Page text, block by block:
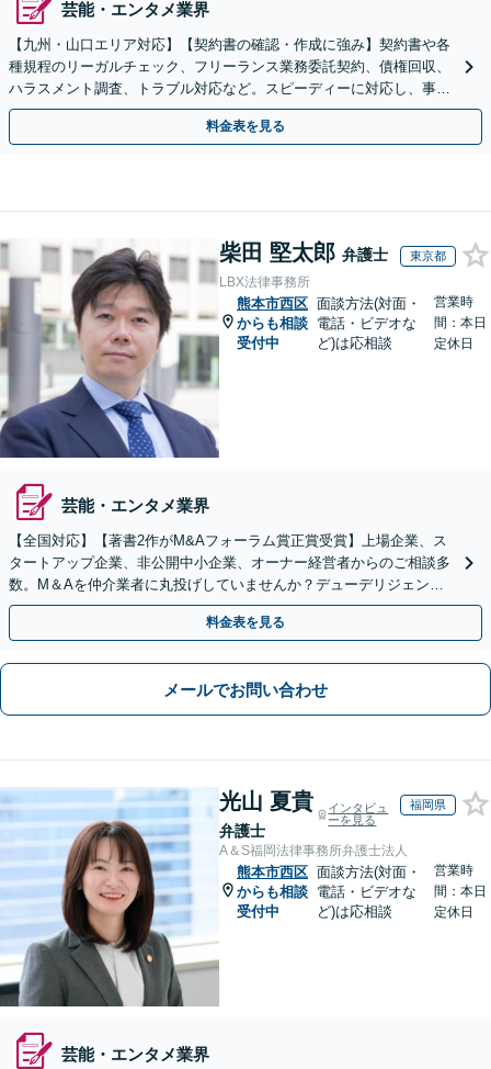
芸能・エンタメ業界
【九州・山口エリア対応】【契約書の確認・作成に強み】契約書や各
種規程のリーガルチェック、フリーランス業務委託契約、債権回収、
ハラスメント調査、トラブル対応など。スピーディーに対応し、事業
成長を法的側面よりしっかりとサポート【駐車場あり】
料金表を見る
柴田 堅太郎 弁護士 東京都
LBX法律事務所
熊本市西区
からも相談
受付中
面談方法(対面・
電話・ビデオな
ど)は応相談
営業時
間：本日
定休日
芸能・エンタメ業界
【全国対応】【著書2作がM&Aフォーラム賞正賞受賞】上場企業、ス
タートアップ企業、非公開中小企業、オーナー経営者からのご相談多
数。M＆Aを仲介業者に丸投げしていませんか？デューデリジェンス
や契約書作成・交渉はお任せください【初回無料】
料金表を見る
メールでお問い合わせ
光山 夏貴
弁護士
インタビュ
ーを見る
福岡県
A＆S福岡法律事務所弁護士法人
熊本市西区
からも相談
受付中
面談方法(対面・
電話・ビデオな
ど)は応相談
営業時
間：本日
定休日
芸能・エンタメ業界